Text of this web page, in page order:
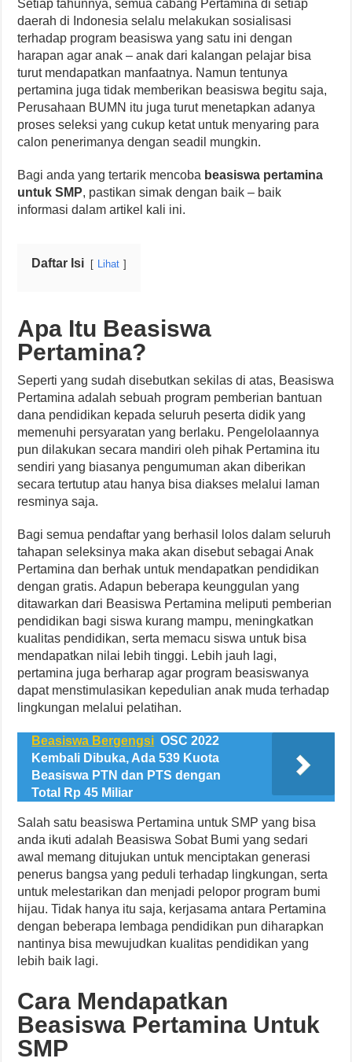
Setiap tahunnya, semua cabang Pertamina di setiap
daerah di Indonesia selalu melakukan sosialisasi
terhadap program beasiswa yang satu ini dengan
harapan agar anak – anak dari kalangan pelajar bisa
turut mendapatkan manfaatnya. Namun tentunya
pertamina juga tidak memberikan beasiswa begitu saja,
Perusahaan BUMN itu juga turut menetapkan adanya
proses seleksi yang cukup ketat untuk menyaring para
calon penerimanya dengan seadil mungkin.
Bagi anda yang tertarik mencoba beasiswa pertamina
untuk SMP, pastikan simak dengan baik – baik
informasi dalam artikel kali ini.
Daftar Isi Lihat
Apa Itu Beasiswa
Pertamina?
Seperti yang sudah disebutkan sekilas di atas, Beasiswa
Pertamina adalah sebuah program pemberian bantuan
dana pendidikan kepada seluruh peserta didik yang
memenuhi persyaratan yang berlaku. Pengelolaannya
pun dilakukan secara mandiri oleh pihak Pertamina itu
sendiri yang biasanya pengumuman akan diberikan
secara tertutup atau hanya bisa diakses melalui laman
resminya saja.
Bagi semua pendaftar yang berhasil lolos dalam seluruh
tahapan seleksinya maka akan disebut sebagai Anak
Pertamina dan berhak untuk mendapatkan pendidikan
dengan gratis. Adapun beberapa keunggulan yang
ditawarkan dari Beasiswa Pertamina meliputi pemberian
pendidikan bagi siswa kurang mampu, meningkatkan
kualitas pendidikan, serta memacu siswa untuk bisa
mendapatkan nilai lebih tinggi. Lebih jauh lagi,
pertamina juga berharap agar program beasiswanya
dapat menstimulasikan kepedulian anak muda terhadap
lingkungan melalui pelatihan.
Beasiswa Bergengsi OSC 2022
Kembali Dibuka, Ada 539 Kuota
Beasiswa PTN dan PTS dengan
Total Rp 45 Miliar
Salah satu beasiswa Pertamina untuk SMP yang bisa
anda ikuti adalah Beasiswa Sobat Bumi yang sedari
awal memang ditujukan untuk menciptakan generasi
penerus bangsa yang peduli terhadap lingkungan, serta
untuk melestarikan dan menjadi pelopor program bumi
hijau. Tidak hanya itu saja, kerjasama antara Pertamina
dengan beberapa lembaga pendidikan pun diharapkan
nantinya bisa mewujudkan kualitas pendidikan yang
lebih baik lagi.
Cara Mendapatkan
Beasiswa Pertamina Untuk
SMP